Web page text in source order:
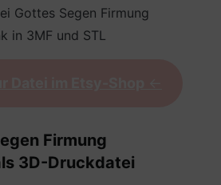
Gottes Segen Firmung
in 3MF und STL
Firmung
3D-Druckdatei